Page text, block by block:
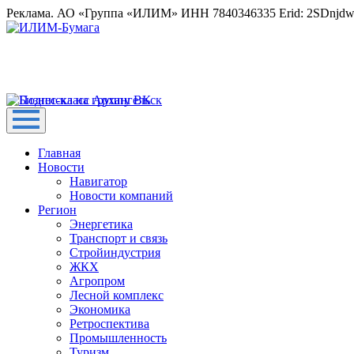
Реклама. АО «Группа «ИЛИМ» ИНН 7840346335 Erid:
Главная
Новости
Навигатор
Новости компаний
Регион
Энергетика
Транспорт и связь
Стройиндустрия
ЖКХ
Агропром
Лесной комплекс
Экономика
Ретроспектива
Промышленность